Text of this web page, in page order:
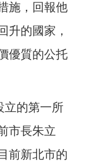
施，回報他
升的國家，
優質的公托
立的第一所
市長朱立
前新北市的